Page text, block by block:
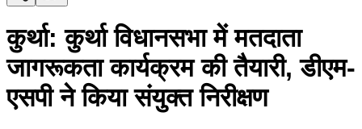
कुर्था: कुर्था विधानसभा में मतदाता
जागरूकता कार्यक्रम की तैयारी, डीएम-
एसपी ने किया संयुक्त निरीक्षण